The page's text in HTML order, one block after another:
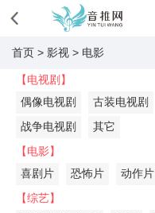
首页 > 影视 > 电影
【电视剧】
偶像电视剧
古装电视剧
战争电视剧
其它
【电影】
喜剧片
恐怖片 动作片
【综艺】